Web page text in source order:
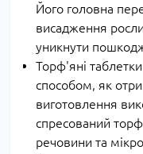
Його головна
висадження
уникнути
Торф'яні
способом, як
виготовлення
спресований
речовини та